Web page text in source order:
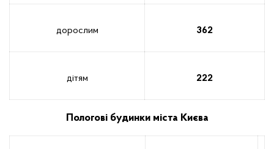
дорослим 362
дітям 222
Пологові будинки міста Києва